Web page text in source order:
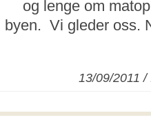
og lenge om
byen. Vi gleder oss.
13/09/2011 /